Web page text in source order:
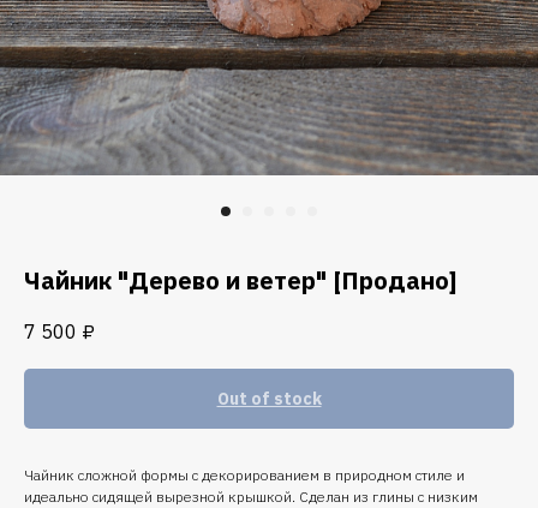
Чайник "Дерево и ветер" [Продано]
7 500 ₽
Out of stock
Чайник сложной формы с декорированием в природном стиле и
идеально сидящей вырезной крышкой. Сделан из глины с низким